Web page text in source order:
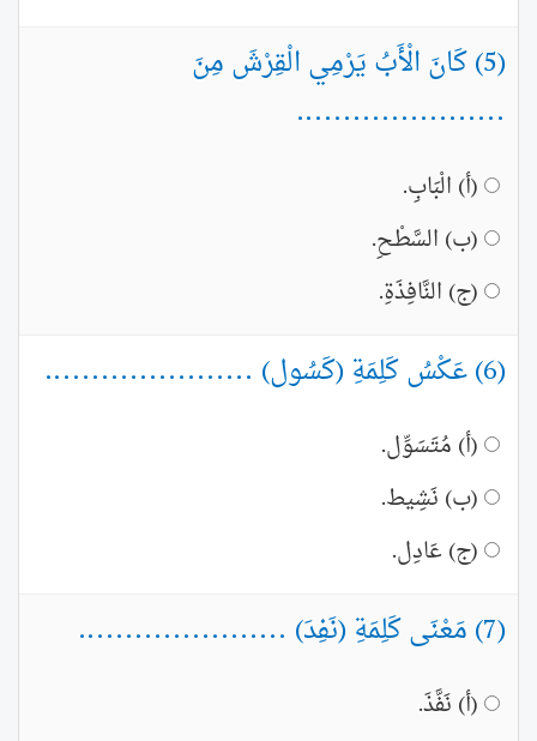
(5) كَانَ الْأَبُ يَرْمِي الْقِرْشَ مِنَ
......................
(أ) الْبَابِ.
(ب) السَّطْحِ.
(ج) النَّافِذَةِ.
(6) عَكْسُ كَلِمَةِ (كَسُول) ......................
(أ) مُتَسَوِّل.
(ب) نَشِيط.
(ج) عَادِل.
(7) مَعْنَى كَلِمَةِ (نَفِدَ) ......................
(أ) نَفَّذَ.